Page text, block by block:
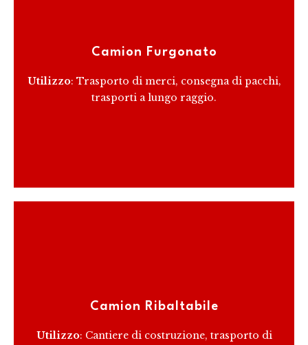
Camion Furgonato
Utilizzo: Trasporto di merci, consegna di pacchi,
trasporti a lungo raggio.
intemperie e la possibilità di personalizzare l'interno
Camion Ribaltabile
Utilizzo: Cantiere di costruzione, trasporto di
ribaltabili possono facilmente scaricare il loro carico
ribaltando la cassa.